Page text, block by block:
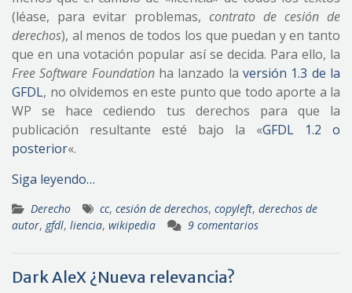
(léase, para evitar problemas, contrato de cesión de
derechos), al menos de todos los que puedan y en tanto
que en una votación popular así se decida. Para ello, la
Free Software Foundationha lanzado laversión 1.3 de la
GFDL, no olvidemos en este punto que todo aporte a la
WP se hace cediendo tus derechos para que la
publicación resultante esté bajo la «GFDL 1.2 o
posterior«.
Siga leyendo…
Derecho cc, cesión de derechos, copyleft, derechos de
autor, gfdl, liencia, wikipedia 9 comentarios
Dark AleX ¿Nueva relevancia?